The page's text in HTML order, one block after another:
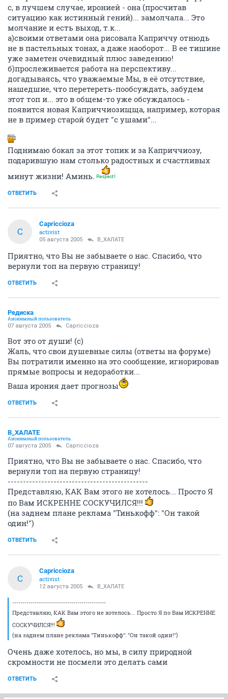
с, в лучшем случае, иронией - она (просчитав
ситуацию как истинный гений)... замолчала... Это
молчание и есть выход, т.к...
а)своими ответами она рисовала Каприччу отнюдь
не в пастельных тонах, а даже наоборот... В ее тишине
уже заметен очевидный плюс заведению!
б)прослеживается работа на перспективу...
догадываясь, что уважаемые Мы, в её отсутствие,
нашедшие, что перетереть-пообсуждать, забудем
этот топ и... это в общем-то уже обсуждалось -
появится новая Каприччиозищща, например, которая
не в пример старой будет "с ушами"...
Поднимаю бокал за этот топик и за Каприччиозу,
подарившую нам столько радостных и счастливых
минут жизни! Аминь.
ОТВЕТИТЬ
C
Capriccioza
activist
05 августа 2005 В_ХАЛАТЕ
Приятно, что Вы не забываете о нас. Спасибо, что
вернули топ на первую страницу!
ОТВЕТИТЬ
Редиска
Анонимный пользователь
07 августа 2005 Capriccioza
Вот это от души! (с)
Жаль, что свои душевные силы (ответы на форуме)
Вы потратили именно на это сообщение, игнорировав
прямые вопросы и недоработки...
Ваша ирония дает прогнозы
ОТВЕТИТЬ
В_ХАЛАТЕ
Анонимный пользователь
07 августа 2005 Capriccioza
Приятно, что Вы не забываете о нас. Спасибо, что
вернули топ на первую страницу!
----------------------------------------------
Представляю, КАК Вам этого не хотелось... Просто Я
по Вам ИСКРЕННЕ СОСКУЧИЛСЯ!!!
(на заднем плане реклама "Тинькофф": "Он такой
один!")
ОТВЕТИТЬ
C
Capriccioza
activist
12 августа 2005 В_ХАЛАТЕ
----------------------------------------------
Представляю, КАК Вам этого не хотелось... Просто Я по Вам ИСКРЕННЕ
СОСКУЧИЛСЯ!!!
(на заднем плане реклама "Тинькофф": "Он такой один!")
Очень даже хотелось, но мы, в силу природной
скромности не посмели это делать сами
ОТВЕТИТЬ